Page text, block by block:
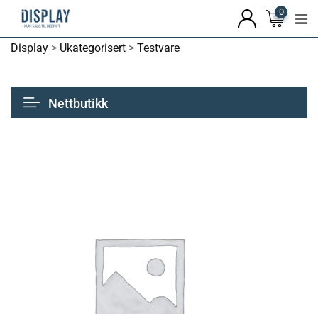
0
Display > Ukategorisert > Testvare
Nettbutikk